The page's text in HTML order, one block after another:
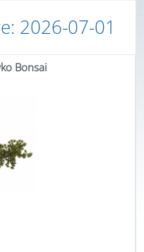
2026-07-01
Bonsai